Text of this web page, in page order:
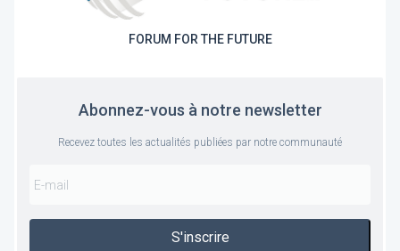
FORUM FOR THE FUTURE
Abonnez-vous à notre newsletter
Recevez toutes les actualités publiées par notre communauté
S'inscrire